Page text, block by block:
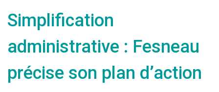
Simplification
administrative : Fesneau
précise son plan d’action